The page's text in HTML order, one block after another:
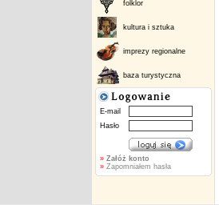
folklor
kultura i sztuka
imprezy regionalne
baza turystyczna
E-mail
Hasło
» Załóż konto
»Zapomniałem hasła